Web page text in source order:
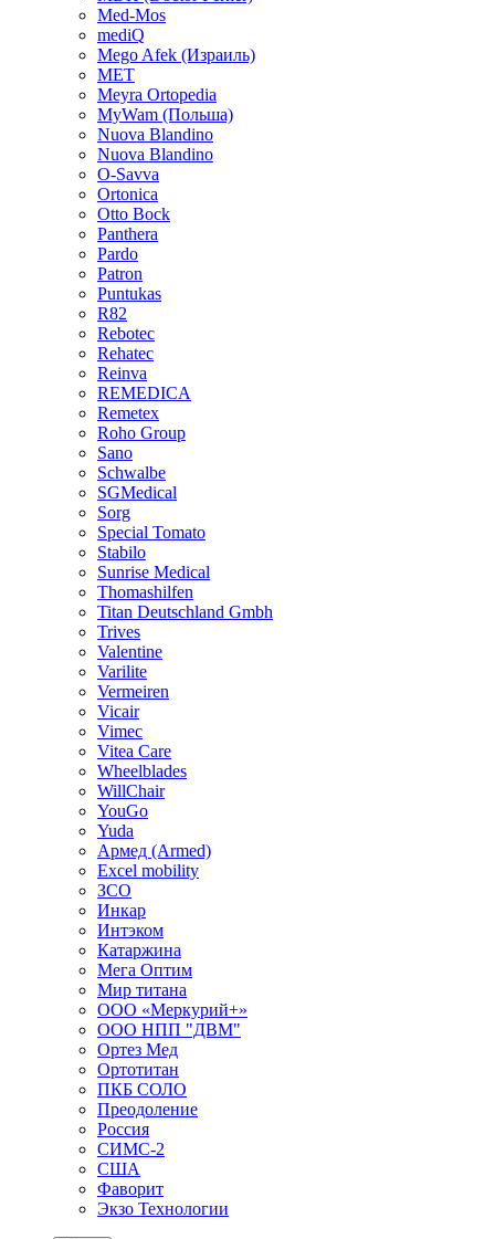
Med-Mos
mediQ
Mego Afek (Израиль)
MET
Meyra Ortopedia
MyWam (Польша)
Nuova Blandino
Nuova Blandino
O-Savva
Ortonica
Otto Bock
Panthera
Pardo
Patron
Puntukas
R82
Rebotec
Rehatec
Reinva
REMEDICA
Remetex
Roho Group
Sano
Schwalbe
SGMedical
Sorg
Special Tomato
Stabilo
Sunrise Medical
Thomashilfen
Titan Deutschland Gmbh
Trives
Valentine
Varilite
Vermeiren
Vicair
Vimec
Vitea Care
Wheelblades
WillChair
YouGo
Yuda
Армед (Armed)
Еxcel mobility
ЗСО
Инкар
Интэком
Катаржина
Мега Оптим
Мир титана
ООО «Меркурий+»
ООО НПП "ДВМ"
Ортез Мед
Ортотитан
ПКБ СОЛО
Преодоление
Россия
СИМС-2
США
Фаворит
Экзо Технологии